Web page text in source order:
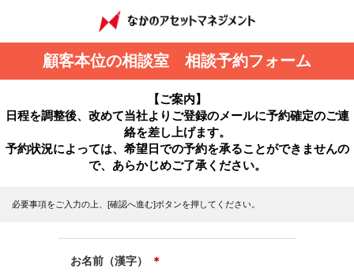
顧客本位の相談室 相談予約フォーム
【ご案内】
日程を調整後、改めて当社よりご登録のメールに予約確定のご連
絡を差し上げます。
予約状況によっては、希望日での予約を承ることができませんの
で、あらかじめご了承ください。
必要事項をご入力の上、[確認へ進む]ボタンを押してください。
お名前（漢字） ＊